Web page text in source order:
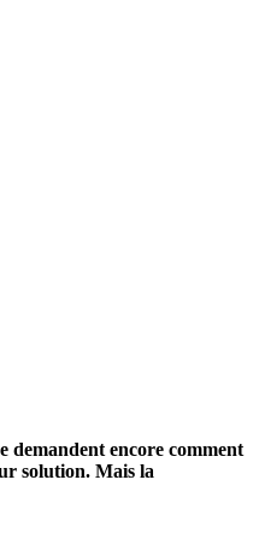
demandent encore comment
solution. Mais la